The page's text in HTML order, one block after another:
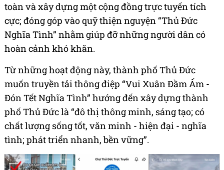
toàn và xây dựng một cộng đồng trực tuyến tích
cực; đóng góp vào quỹ thiện nguyện “Thủ Đức
Nghĩa Tình” nhằm giúp đỡ những người dân có
hoàn cảnh khó khăn.
Từ những hoạt động này, thành phố Thủ Đức
muốn truyền tải thông điệp “Vui Xuân Đầm Ấm -
Đón Tết Nghĩa Tình” hướng đến xây dựng thành
phố Thủ Đức là “đô thị thông minh, sáng tạo; có
chất lượng sống tốt, văn minh - hiện đại - nghĩa
tình; phát triển nhanh, bền vững”.